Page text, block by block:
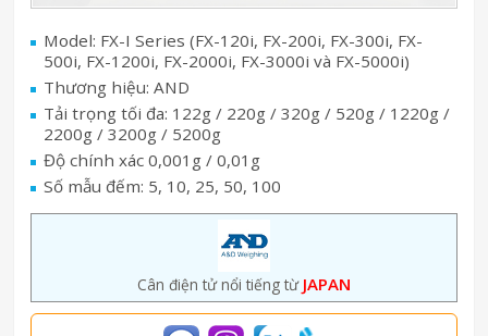
Model: FX-I Series (FX-120i, FX-200i, FX-300i, FX-
500i, FX-1200i, FX-2000i, FX-3000i và FX-5000i)
Thương hiệu: AND
Tải trọng tối đa: 122g / 220g / 320g / 520g / 1220g /
2200g / 3200g / 5200g
Độ chính xác 0,001g / 0,01g
Số mẫu đếm: 5, 10, 25, 50, 100
Cân điện tử nổi tiếng từ JAPAN